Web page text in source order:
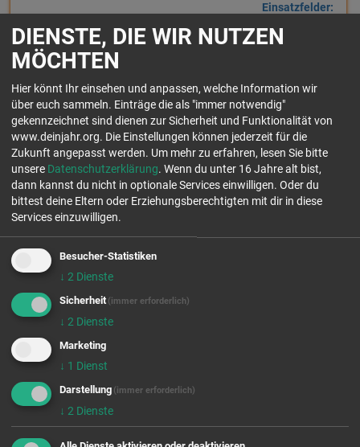
Einsatzfelder:
EV.-LUTH. WICHERNGEMEINDE
NEUMÜNSTER
24537 Neumünster
Tel.: 0151 56148434
freie Plätze
Jahrgang 26/27
freie Plätze
Jahrgang 27/28
Die Wicherngemeinde liegt im grünen Faldera, dem westlichsten
STOFFWECHSEL E.V.
01099 Dresden
Tel.: 0351 21527300
DIENSTE, DIE WIR NUTZEN
MÖCHTEN
Hier könnt Ihr einsehen und anpassen, welche Information wir
über euch sammeln. Einträge die als "immer notwendig"
gekennzeichnet sind dienen zur Sicherheit und Funktionalität von
www.deinjahr.org. Die Einstellungen können jederzeit für die
Zukunft angepasst werden. Um mehr zu erfahren, lesen Sie bitte
unsere Datenschutzerklärung. Wenn du unter 16 Jahre alt bist,
dann kannst du nicht in optionale Services einwilligen. Oder du
bittest deine Eltern oder Erziehungsberechtigten mit dir in diese
Services einzuwilligen.
Besucher-Statistiken
↓ 2 Dienste
Sicherheit (immer erforderlich)
↓ 2 Dienste
Marketing
↓ 1 Dienst
Darstellung (immer erforderlich)
↓ 2 Dienste